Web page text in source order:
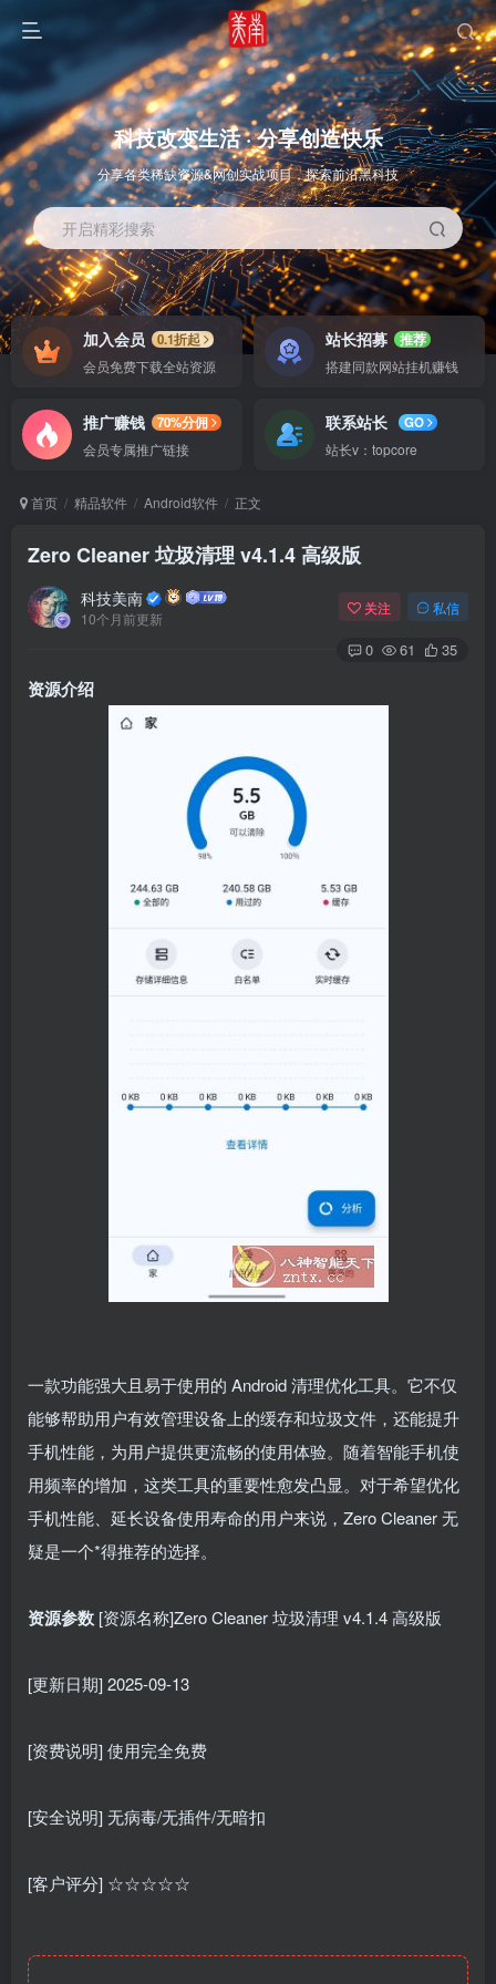
OS教程 SOFT教程
Linux软件
科技改变生活 · 分享创造快乐
分享各类稀缺资源&网创实战项目，探索前沿黑科技
开启精彩搜索
加入会员
0.1折起
会员免费下载全站资源
站长招募
推荐
搭建同款网站挂机赚钱
推广赚钱
70%分佣
会员专属推广链接
联系站长
GO
站长v：topcore
首页 精品软件 Android软件 正文
Zero Cleaner 垃圾清理 v4.1.4 高级版
科技美南
10个月前更新
关注 私信
0 61 35
资源介绍
一款功能强大且易于使用的 Android 清理优化工具。它不仅
能够帮助用户有效管理设备上的缓存和垃圾文件，还能提升
手机性能，为用户提供更流畅的使用体验。随着智能手机使
用频率的增加，这类工具的重要性愈发凸显。对于希望优化
手机性能、延长设备使用寿命的用户来说，Zero Cleaner 无
疑是一个*得推荐的选择。
资源参数 [资源名称]Zero Cleaner 垃圾清理 v4.1.4 高级版
[更新日期] 2025-09-13
[资费说明] 使用完全免费
[安全说明] 无病毒/无插件/无暗扣
[客户评分] ☆☆☆☆☆